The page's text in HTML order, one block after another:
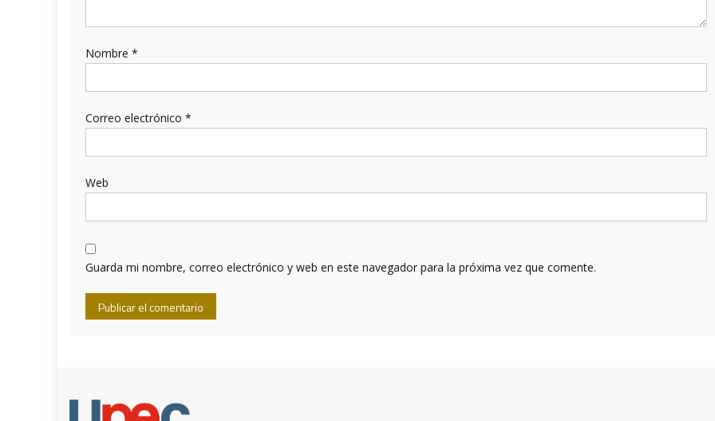
Nombre *
Correo electrónico *
Web
Guarda mi nombre, correo electrónico y web en este navegador para la próxima vez que comente.